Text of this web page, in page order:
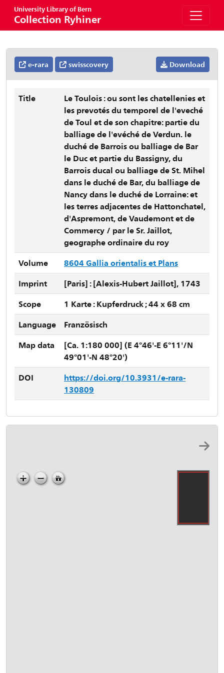
University Library of Bern
Collection Ryhiner
e-rara swisscovery Download
Title
Le Toulois : ou sont les chatellenies et
les prevotés du temporel de l'eveché
de Toul et de son chapitre: partie du
balliage de l'evéché de Verdun. le
duché de Barrois ou balliage de Bar
le Duc et partie du Bassigny, du
Barrois ducal ou balliage de St. Mihel
dans le duché de Bar, du balliage de
Nancy dans le duché de Lorraine: et
les terres adjacentes de Hattonchatel,
d'Aspremont, de Vaudemont et de
Commercy / par le Sr. Jaillot,
geographe ordinaire du roy
Volume
8604 Gallia orientalis et Plans
Imprint
[Paris] : [Alexis-Hubert Jaillot], 1743
Scope
1 Karte : Kupferdruck ; 44 x 68 cm
Language
Französisch
Map data
[Ca. 1:180 000] (E 4°46'-E 6°11'/N
49°01'-N 48°20')
DOI
https://doi.org/10.3931/e-rara-
130809